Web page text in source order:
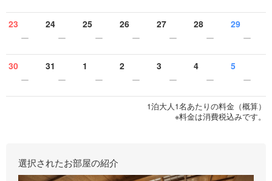
23 24 25 26 27 28 29
30 31 1 2 3 4 5
1泊大人1名あたりの料金（概算）
※料金は消費税込みです。
選択されたお部屋の紹介